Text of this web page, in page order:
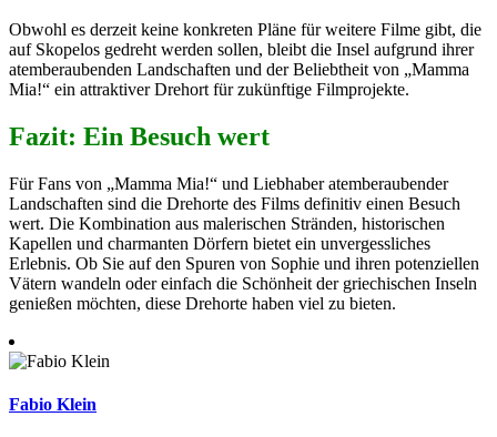
Obwohl es derzeit keine konkreten Pläne für weitere Filme gibt, die
auf Skopelos gedreht werden sollen, bleibt die Insel aufgrund ihrer
atemberaubenden Landschaften und der Beliebtheit von „Mamma
Mia!“ ein attraktiver Drehort für zukünftige Filmprojekte.
Fazit: Ein Besuch wert
Für Fans von „Mamma Mia!“ und Liebhaber atemberaubender
Landschaften sind die Drehorte des Films definitiv einen Besuch
wert. Die Kombination aus malerischen Stränden, historischen
Kapellen und charmanten Dörfern bietet ein unvergessliches
Erlebnis. Ob Sie auf den Spuren von Sophie und ihren potenziellen
Vätern wandeln oder einfach die Schönheit der griechischen Inseln
genießen möchten, diese Drehorte haben viel zu bieten.
Fabio Klein